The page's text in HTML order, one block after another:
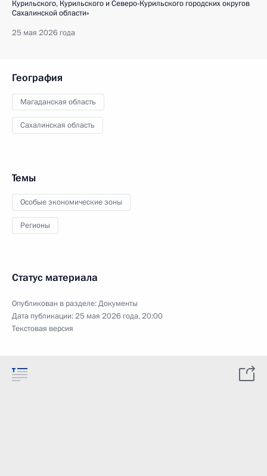
Курильского, Курильского и Северо-Курильского городских округов
Сахалинской области»
25 мая 2026 года
География
Магаданская область
Сахалинская область
Темы
Особые экономические зоны
Регионы
Статус материала
Опубликован в разделе:Документы
Дата публикации:25 мая 2026 года, 20:00
Текстовая версия